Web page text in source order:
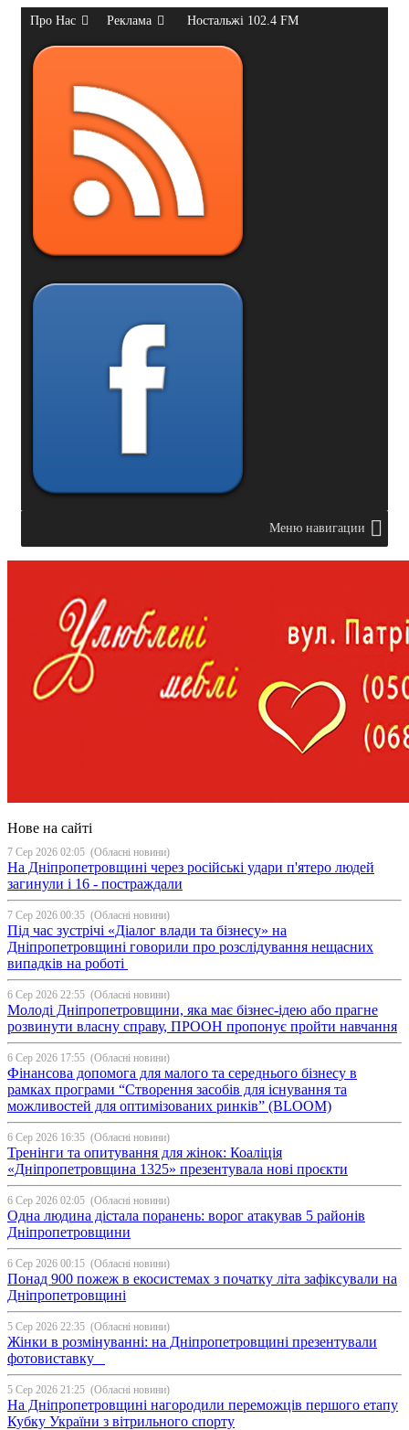
Про Нас Реклама Ностальжі 102.4 FM
Меню навигации
Нове на сайті
7 Сер 2026 02:05 (Обласні новини)
На Дніпропетровщині через російські удари п'ятеро людей
загинули і 16 - постраждали
7 Сер 2026 00:35 (Обласні новини)
Під час зустрічі «Діалог влади та бізнесу» на
Дніпропетровщині говорили про розслідування нещасних
випадків на роботі
6 Сер 2026 22:55 (Обласні новини)
Молоді Дніпропетровщини, яка має бізнес-ідею або прагне
розвинути власну справу, ПРООН пропонує пройти навчання
6 Сер 2026 17:55 (Обласні новини)
Фінансова допомога для малого та середнього бізнесу в
рамках програми “Створення засобів для існування та
можливостей для оптимізованих ринків” (BLOOM)
6 Сер 2026 16:35 (Обласні новини)
Тренінги та опитування для жінок: Коаліція
«Дніпропетровщина 1325» презентувала нові проєкти
6 Сер 2026 02:05 (Обласні новини)
Одна людина дістала поранень: ворог атакував 5 районів
Дніпропетровщини
6 Сер 2026 00:15 (Обласні новини)
Понад 900 пожеж в екосистемах з початку літа зафіксували на
Дніпропетровщині
5 Сер 2026 22:35 (Обласні новини)
Жінки в розмінуванні: на Дніпропетровщині презентували
фотовиставку
5 Сер 2026 21:25 (Обласні новини)
На Дніпропетровщині нагородили переможців першого етапу
Кубку України з вітрильного спорту